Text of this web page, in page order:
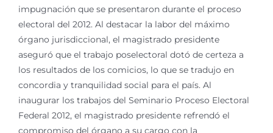
impugnación que se presentaron durante el proceso
electoral del 2012. Al destacar la labor del máximo
órgano jurisdiccional, el magistrado presidente
aseguró que el trabajo poselectoral dotó de certeza a
los resultados de los comicios, lo que se tradujo en
concordia y tranquilidad social para el país. Al
inaugurar los trabajos del Seminario Proceso Electoral
Federal 2012, el magistrado presidente refrendó el
compromiso del órgano a su cargo con la